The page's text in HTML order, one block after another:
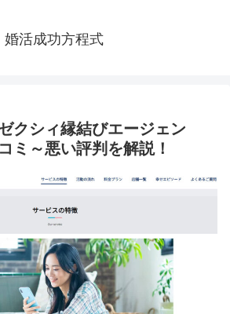
婚活成功方程式
クシィ縁結びエージェン
ミ～悪い評判を解説！